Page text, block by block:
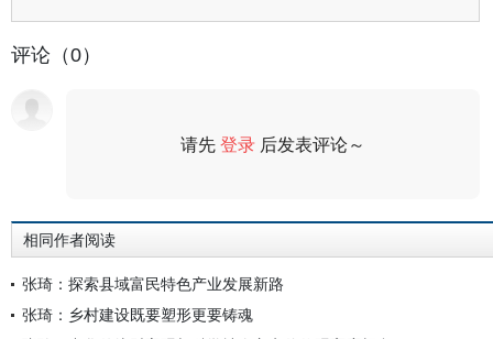
评论（0）
请先登录 后发表评论～
相同作者阅读
张琦：探索县域富民特色产业发展新路
张琦：乡村建设既要塑形更要铸魂